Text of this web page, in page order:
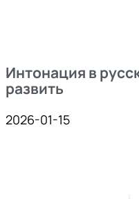
Интонация в
развить
2026-01-15